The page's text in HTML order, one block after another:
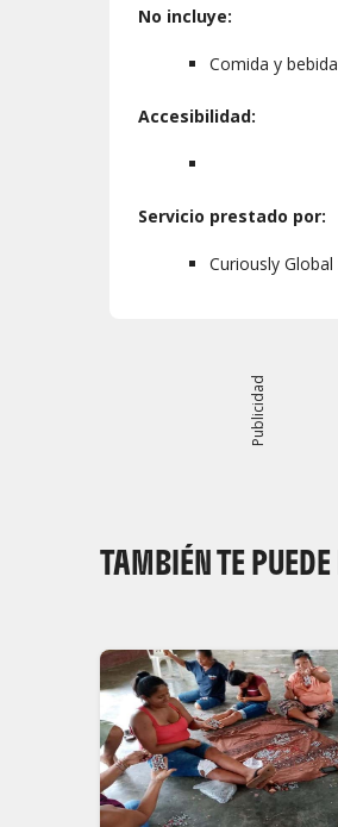
No incluye:
Comida y
Accesibilidad:
Servicio prestado por:
Curiously
Publicidad
TAMBIÉN TE